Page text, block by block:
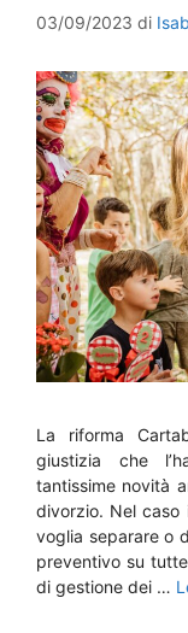
03/09/2023 di
La riforma
giustizia che
tantissime novità
divorzio. Nel caso
voglia separare o
preventivo su
di gestione dei …